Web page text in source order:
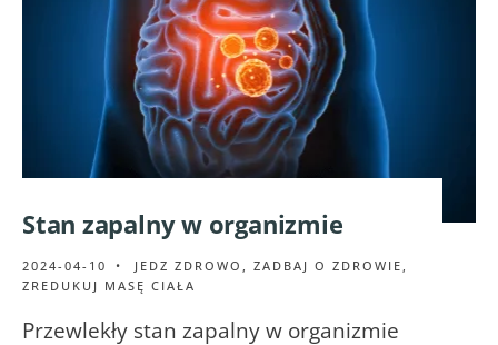
Stan zapalny w organizmie
2024-04-10 • JEDZ ZDROWO ZADBAJ O ZDROWIE
ZREDUKUJ MASĘ CIAŁA
Przewlekły stan zapalny w organizmie